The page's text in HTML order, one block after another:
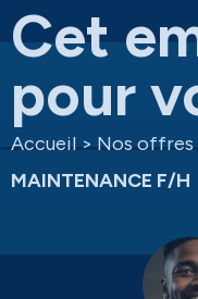
Cet
pour
Accueil > Nos offres
MAINTENANCE F/H